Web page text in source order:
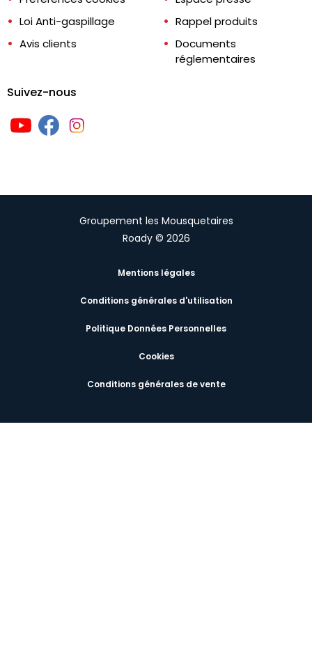
Loi Anti-gaspillage
Avis clients
Rappel produits
Documents
réglementaires
Suivez-nous
Groupement les Mousquetaires
Roady © 2026
Mentions légales
Conditions générales d'utilisation
Politique Données Personnelles
Cookies
Conditions générales de vente